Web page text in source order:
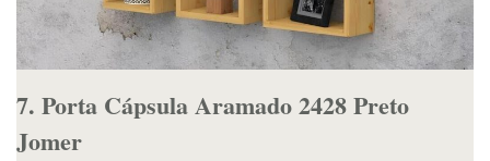
7. Porta Cápsula Aramado 2428 Preto
Jomer